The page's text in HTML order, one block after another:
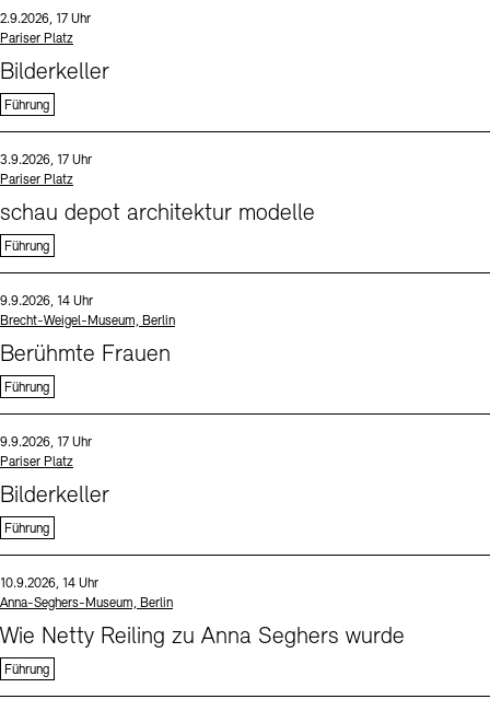
Datum und Uhrzeit:
2.9.2026, 17 Uhr
Standort
Pariser Platz
Bilderkeller
Führung
Datum und Uhrzeit:
3.9.2026, 17 Uhr
Standort
Pariser Platz
schau depot architektur modelle
Führung
Datum und Uhrzeit:
9.9.2026, 14 Uhr
Standort
Brecht-Weigel-Museum, Berlin
Berühmte Frauen
Führung
Datum und Uhrzeit:
9.9.2026, 17 Uhr
Standort
Pariser Platz
Bilderkeller
Führung
Datum und Uhrzeit:
10.9.2026, 14 Uhr
Standort
Anna-Seghers-Museum, Berlin
Wie Netty Reiling zu Anna Seghers wurde
Führung